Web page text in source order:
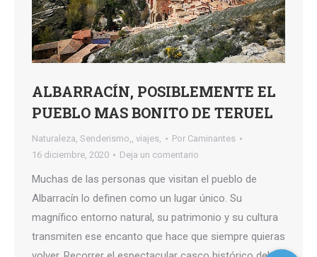
ALBARRACÍN, POSIBLEMENTE EL
PUEBLO MAS BONITO DE TERUEL
Naturaleza, Senderismo,, viajes, Por Caminantes
16 diciembre, 2020
Deja un comentario
Muchas de las personas que visitan el pueblo de
Albarracín lo definen como un lugar único. Su
magnífico entorno natural, su patrimonio y su cultura
transmiten ese encanto que hace que siempre quieras